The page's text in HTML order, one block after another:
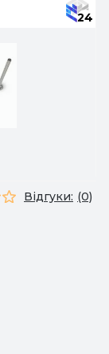
24
Відгуки: (0)